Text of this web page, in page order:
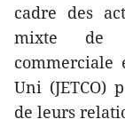
cadre des
mixte de
commerciale
Uni (JETCO)
de leurs